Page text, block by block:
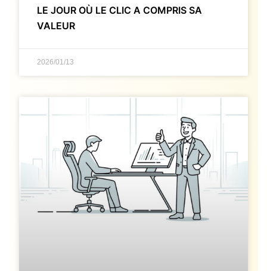
LE JOUR OÙ LE CLIC A COMPRIS SA
VALEUR
2026/01/13